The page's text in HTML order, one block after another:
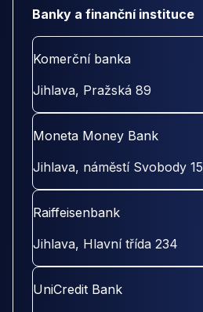
Banky a finanční instituce
Komerční banka
Jihlava, Pražská 89
Moneta Money Bank
Jihlava, náměstí Svobody 15
Raiffeisenbank
Jihlava, Hlavní třída 234
UniCredit Bank